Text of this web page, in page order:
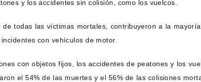
y los accidentes sin colisión, como los vuelcos.
todas las víctimas mortales, contribuyeron a la
con vehículos de motor.
con objetos fijos, los accidentes de peatones y los
el 54% de las muertes y el 56% de las colisiones